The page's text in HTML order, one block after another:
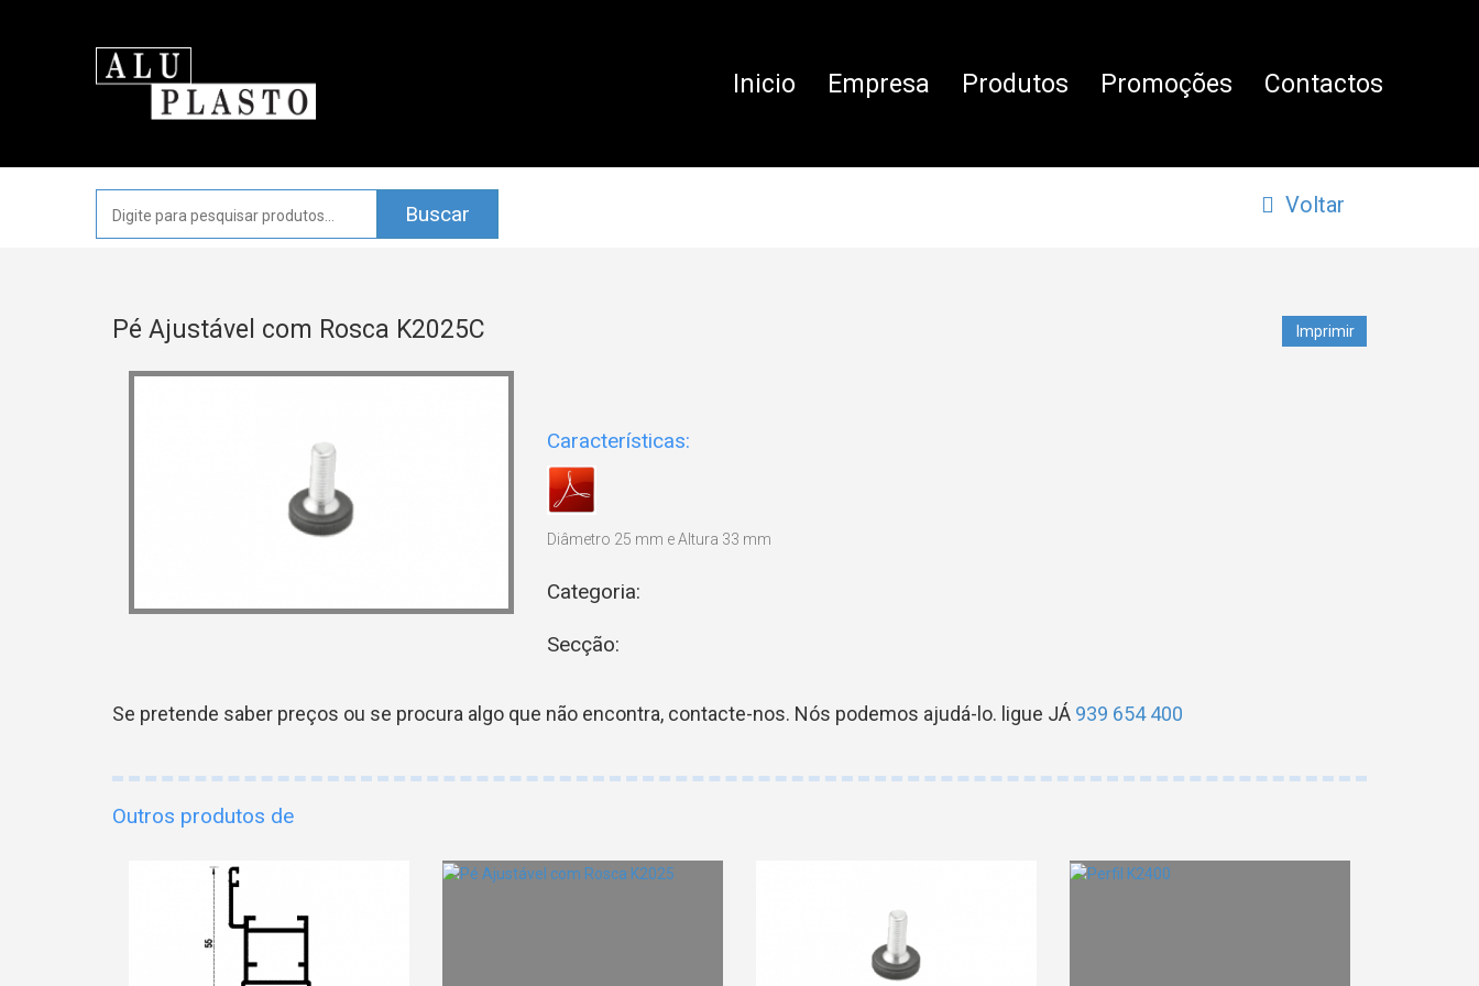
Inicio Empresa Produtos Promoções Contactos
Voltar
Pé Ajustável com Rosca K2025C Imprimir
Características:
Diâmetro 25 mm e Altura 33 mm
Categoria:
Secção:
Se pretende saber preços ou se procura algo que não encontra, contacte-nos. Nós podemos ajudá-lo. ligue JÁ 939 654 400
Outros produtos de